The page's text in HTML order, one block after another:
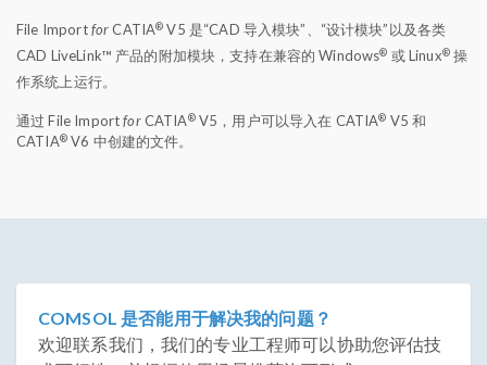
File ImportforCATIA® V5 是“CAD 导入模块”、“设计模块”以及各类
CAD LiveLink™ 产品的附加模块，支持在兼容的 Windows® 或 Linux®操
作系统上运行。
通过 File ImportforCATIA®V5，用户可以导入在 CATIA® V5 和
CATIA®V6 中创建的文件。
COMSOL 是否能用于解决我的问题？
欢迎联系我们，我们的专业工程师可以协助您评估技